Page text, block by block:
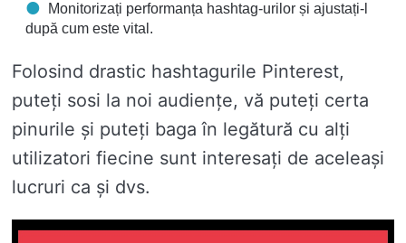
Monitorizați performanța hashtag-urilor și ajustați-l
după cum este vital.
Folosind drastic hashtagurile Pinterest,
puteți sosi la noi audiențe, vă puteți certa
pinurile și puteți baga în legătură cu alți
utilizatori fiecine sunt interesați de aceleași
lucruri ca și dvs.